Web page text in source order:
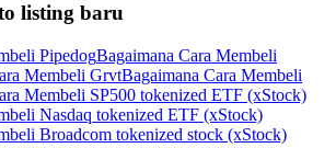
listing baru
PipedogBagaimana Cara Membeli
Membeli GrvtBagaimana Cara Membeli
Membeli SP500 tokenized ETF (xStock)
Nasdaq tokenized ETF (xStock)
Broadcom tokenized stock (xStock)